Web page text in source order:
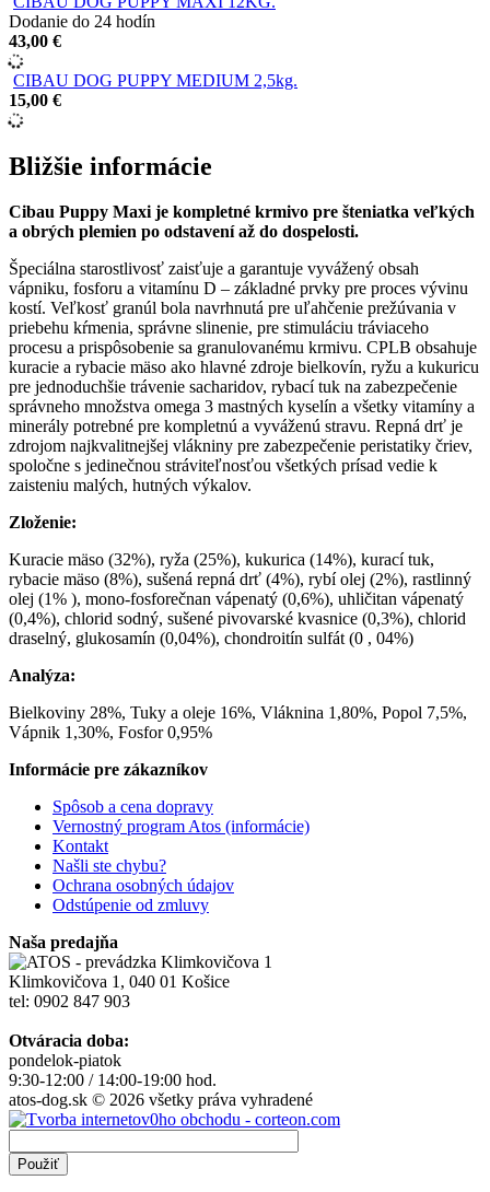
Dodanie do 24 hodín
43,00 €
CIBAU DOG PUPPY MEDIUM 2,5kg.
15,00 €
Bližšie informácie
Cibau Puppy Maxi je kompletné krmivo pre šteniatka veľkých
a obrých plemien po odstavení až do dospelosti.
Špeciálna starostlivosť zaisťuje a garantuje vyvážený obsah
vápniku, fosforu a vitamínu D – základné prvky pre proces vývinu
kostí. Veľkosť granúl bola navrhnutá pre uľahčenie prežúvania v
priebehu kŕmenia, správne slinenie, pre stimuláciu tráviaceho
procesu a prispôsobenie sa granulovanému krmivu. CPLB obsahuje
kuracie a rybacie mäso ako hlavné zdroje bielkovín, ryžu a kukuricu
pre jednoduchšie trávenie sacharidov, rybací tuk na zabezpečenie
správneho množstva omega 3 mastných kyselín a všetky vitamíny a
minerály potrebné pre kompletnú a vyváženú stravu. Repná drť je
zdrojom najkvalitnejšej vlákniny pre zabezpečenie peristatiky čriev,
spoločne s jedinečnou stráviteľnosťou všetkých prísad vedie k
zaisteniu malých, hutných výkalov.
Zloženie:
Kuracie mäso (32%), ryža (25%), kukurica (14%), kurací tuk,
rybacie mäso (8%), sušená repná drť (4%), rybí olej (2%), rastlinný
olej (1% ), mono-fosforečnan vápenatý (0,6%), uhličitan vápenatý
(0,4%), chlorid sodný, sušené pivovarské kvasnice (0,3%), chlorid
draselný, glukosamín (0,04%), chondroitín sulfát (0 , 04%)
Analýza:
Bielkoviny 28%, Tuky a oleje 16%, Vláknina 1,80%, Popol 7,5%,
Vápnik 1,30%, Fosfor 0,95%
Informácie pre zákazníkov
Spôsob a cena dopravy
Vernostný program Atos (informácie)
Kontakt
Našli ste chybu?
Ochrana osobných údajov
Odstúpenie od zmluvy
Naša predajňa
Klimkovičova 1, 040 01 Košice
tel: 0902 847 903
Otváracia doba:
pondelok-piatok
9:30-12:00 / 14:00-19:00 hod.
atos-dog.sk © 2026 všetky práva vyhradené